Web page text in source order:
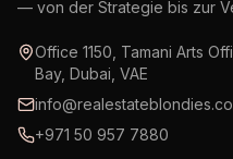
— von der Strategie bis zur
Office 1150, Tamani Arts
Bay, Dubai, VAE
+971 50 957 7880